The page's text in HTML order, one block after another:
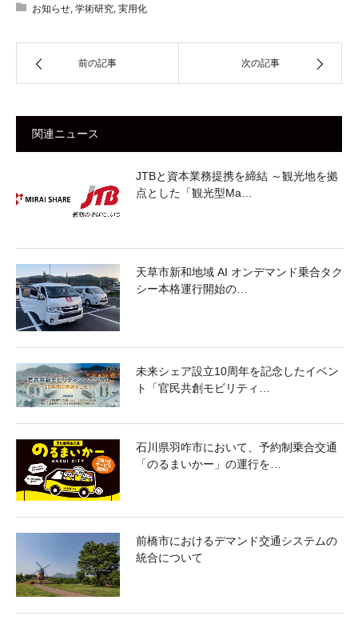
お知らせ, 学術研究, 実用化
前の記事 次の記事
関連ニュース
JTBと資本業務提携を締結 ～観光地を拠
点とした「観光型Ma…
天草市新和地域 AI オンデマンド乗合タク
シー本格運行開始の…
未来シェア設立10周年を記念したイベン
ト「官民共創モビリティ…
石川県羽咋市において、予約制乗合交通
「のるまいかー」の運行を…
前橋市におけるデマンド交通システムの
統合について